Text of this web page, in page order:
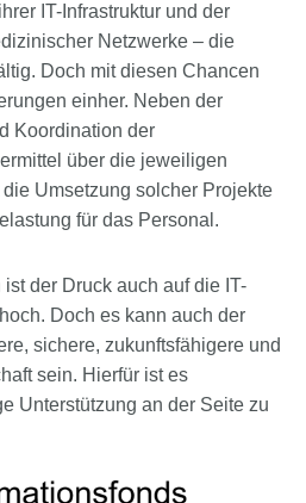
IT-Infrastruktur und der
Netzwerke – die
Doch mit diesen Chancen
einher. Neben der
Koordination der
über die jeweiligen
Umsetzung solcher Projekte
für das Personal.
der Druck auch auf die IT-
Doch es kann auch der
sichere, zukunftsfähigere und
sein. Hierfür ist es
Unterstützung an der Seite zu